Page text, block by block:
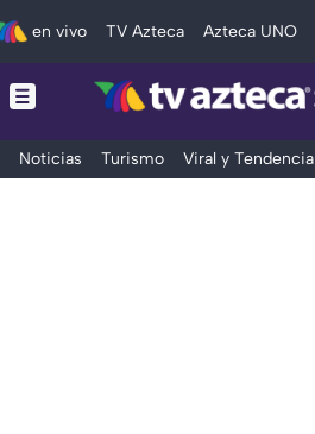
en vivo TV Azteca Azteca UNO
Noticias Turismo Viral y Tendencia